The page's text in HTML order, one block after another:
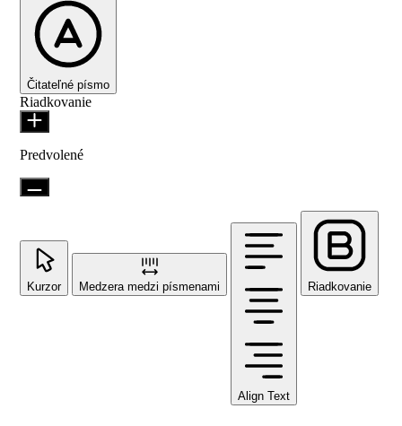
Čitateľné písmo
Riadkovanie
Predvolené
Kurzor Medzera medzi písmenami
Align Text
Riadkovanie